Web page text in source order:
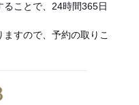
ことで、24時間365日
すので、予約の取りこ